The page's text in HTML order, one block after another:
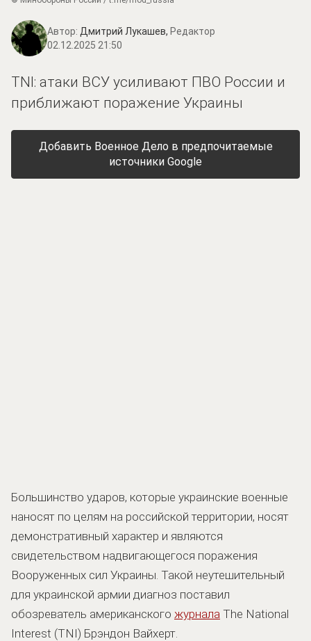
Автор: Дмитрий Лукашев, Редактор
02.12.2025 21:50
TNI: атаки ВСУ усиливают ПВО России и
приближают поражение Украины
Добавить Военное Дело в предпочитаемые
источники Google
Большинство ударов, которые украинские военные
наносят по целям на российской территории, носят
демонстративный характер и являются
свидетельством надвигающегося поражения
Вооруженных сил Украины. Такой неутешительный
для украинской армии диагноз поставил
обозреватель американского журнала The National
Interest (TNI) Брэндон Вайхерт.